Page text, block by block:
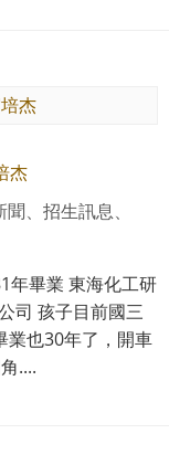
杰
、招生訊息、
年畢業 東海化工研
司 孩子目前國三
業也30年了，開車
....